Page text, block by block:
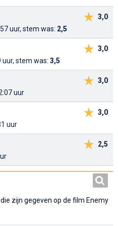
3,0
uur, stem was: 2,5
3,0
uur, stem was: 3,5
3,0
uur
3,0
uur
2,5
zijn gegeven op de film Enemy